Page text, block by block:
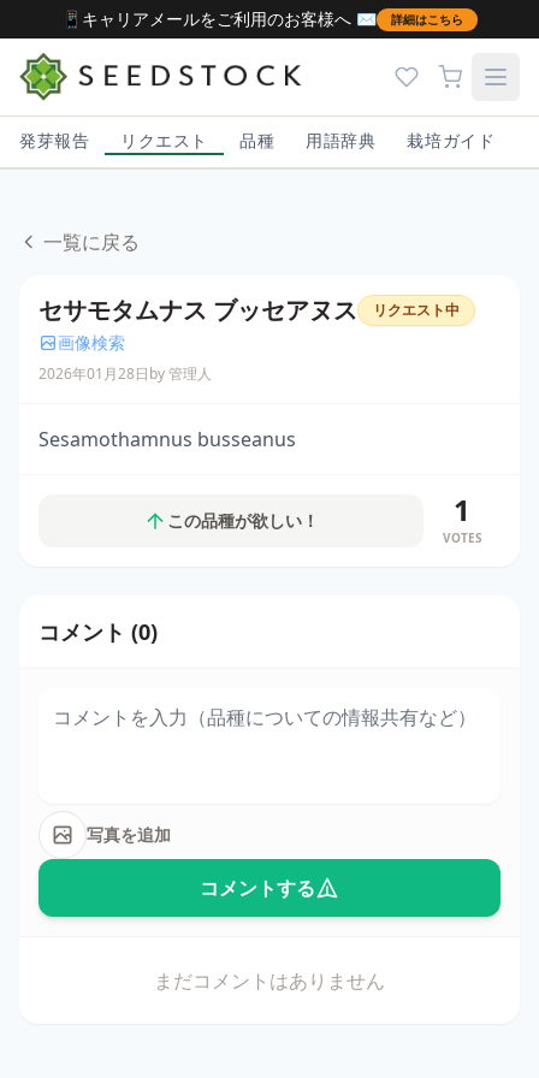
📱キャリアメールをご利用のお客様へ ✉️ 詳細はこちら
発芽報告 リクエスト 品種 用語辞典 栽培ガイド
一覧に戻る
セサモタムナス ブッセアヌス リクエスト中
画像検索
2026年01月28日by 管理人
Sesamothamnus busseanus
この品種が欲しい！ 1
VOTES
コメント (0)
写真を追加
コメントする
まだコメントはありません